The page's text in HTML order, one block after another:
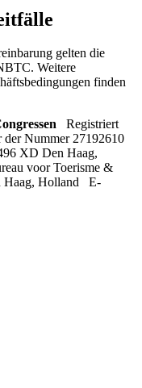
gelten die
Weitere
finden
Registriert
der Nummer 27192610
XD Den Haag,
voor Toerisme &
Haag, Holland E-